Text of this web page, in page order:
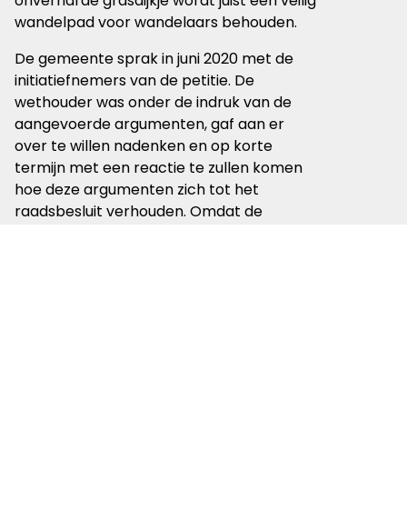
wandelpad voor wandelaars behouden.
De gemeente sprak in juni 2020 met de
initiatiefnemers van de petitie. De
wethouder was onder de indruk van de
aangevoerde argumenten, gaf aan er
over te willen nadenken en op korte
termijn met een reactie te zullen komen
hoe deze argumenten zich tot het
raadsbesluit verhouden. Omdat de